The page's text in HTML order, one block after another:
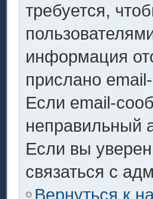
требуется,
информация
прислано
Если email-
неправильный
Если вы
связаться с
Вернуться к